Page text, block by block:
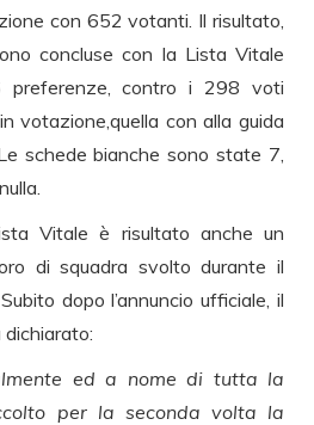
con 652 votanti. Il risultato,
concluse con la Lista Vitale
contro i 298 voti
votazione,quella con alla guida
schede bianche sono state 7,
Vitale è risultato anche un
di squadra svolto durante il
dopo l’annuncio ufficiale, il
dichiarato:
ed a nome di tutta la
per la seconda volta la